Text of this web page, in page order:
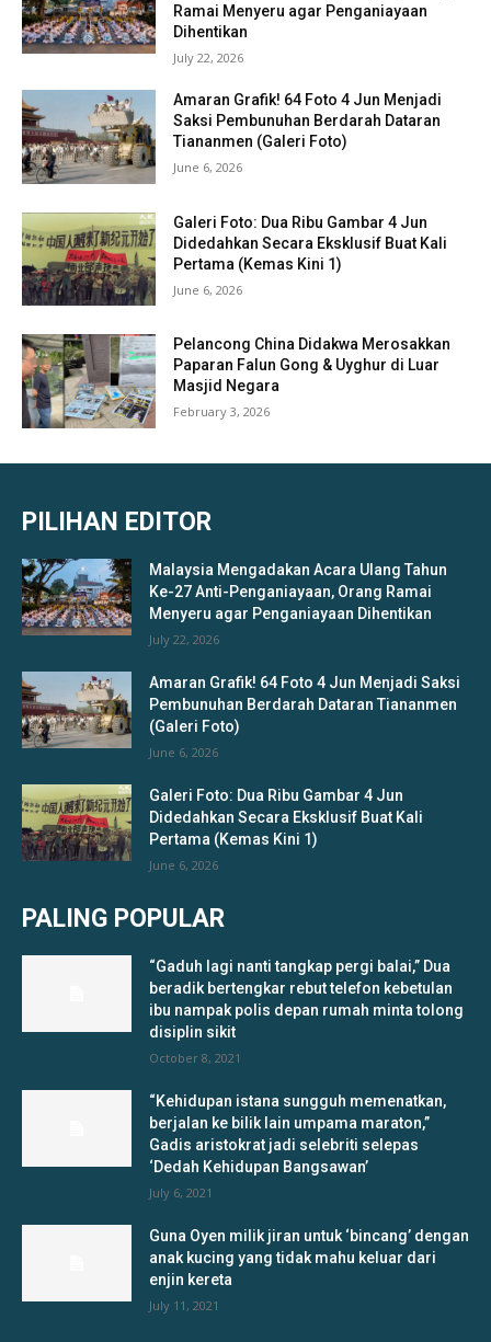
Ramai Menyeru agar Penganiayaan
Dihentikan
July 22, 2026
Amaran Grafik! 64 Foto 4 Jun Menjadi
Saksi Pembunuhan Berdarah Dataran
Tiananmen (Galeri Foto)
June 6, 2026
Galeri Foto: Dua Ribu Gambar 4 Jun
Didedahkan Secara Eksklusif Buat Kali
Pertama (Kemas Kini 1)
June 6, 2026
Pelancong China Didakwa Merosakkan
Paparan Falun Gong & Uyghur di Luar
Masjid Negara
February 3, 2026
PILIHAN EDITOR
Malaysia Mengadakan Acara Ulang Tahun
Ke-27 Anti-Penganiayaan, Orang Ramai
Menyeru agar Penganiayaan Dihentikan
July 22, 2026
Amaran Grafik! 64 Foto 4 Jun Menjadi Saksi
Pembunuhan Berdarah Dataran Tiananmen
(Galeri Foto)
June 6, 2026
Galeri Foto: Dua Ribu Gambar 4 Jun
Didedahkan Secara Eksklusif Buat Kali
Pertama (Kemas Kini 1)
June 6, 2026
PALING POPULAR
“Gaduh lagi nanti tangkap pergi balai,” Dua
beradik bertengkar rebut telefon kebetulan
ibu nampak polis depan rumah minta tolong
disiplin sikit
October 8, 2021
“Kehidupan istana sungguh memenatkan,
berjalan ke bilik lain umpama maraton,”
Gadis aristokrat jadi selebriti selepas
‘Dedah Kehidupan Bangsawan’
July 6, 2021
Guna Oyen milik jiran untuk ‘bincang’ dengan
anak kucing yang tidak mahu keluar dari
enjin kereta
July 11, 2021